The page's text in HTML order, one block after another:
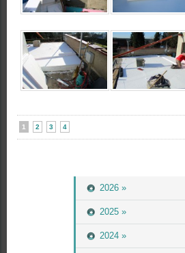
2026 »
2025 »
2024 »
1 2 3 4